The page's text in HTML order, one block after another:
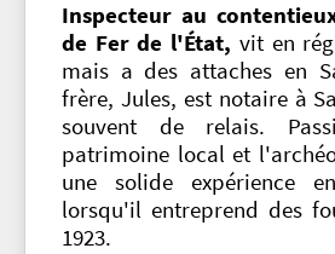
Inspecteur au
de Fer de l'État, vit en
mais a des attaches en
frère, Jules, est notaire à
souvent de relais.
patrimoine local et
une solide expérience
lorsqu'il entreprend des
1923.